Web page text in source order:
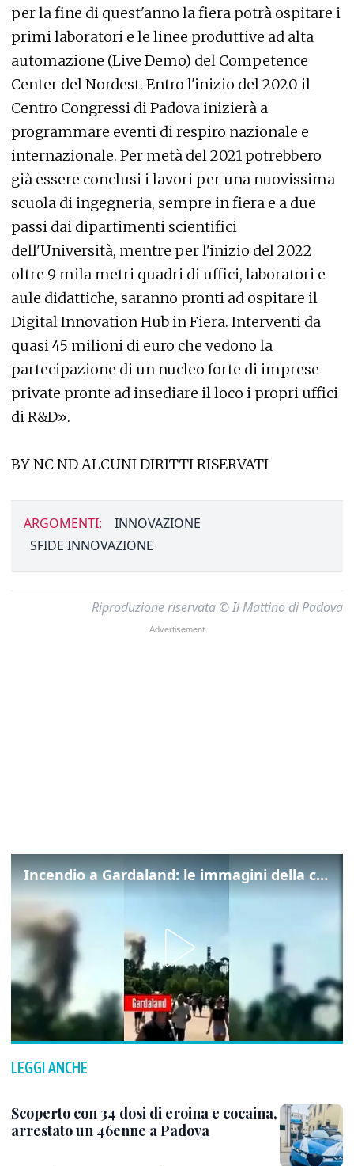
per la fine di quest'anno la fiera potrà ospitare i
primi laboratori e le linee produttive ad alta
automazione (Live Demo) del Competence
Center del Nordest. Entro l'inizio del 2020 il
Centro Congressi di Padova inizierà a
programmare eventi di respiro nazionale e
internazionale. Per metà del 2021 potrebbero
già essere conclusi i lavori per una nuovissima
scuola di ingegneria, sempre in fiera e a due
passi dai dipartimenti scientifici
dell'Università, mentre per l'inizio del 2022
oltre 9 mila metri quadri di uffici, laboratori e
aule didattiche, saranno pronti ad ospitare il
Digital Innovation Hub in Fiera. Interventi da
quasi 45 milioni di euro che vedono la
partecipazione di un nucleo forte di imprese
private pronte ad insediare il loco i propri uffici
di R&D».
BY NC ND ALCUNI DIRITTI RISERVATI
ARGOMENTI:
INNOVAZIONE
SFIDE INNOVAZIONE
Riproduzione riservata © Il Mattino di Padova
Incendio a Gardaland: le immagini della colonna di fumo
LEGGI ANCHE
Scoperto con 34 dosi di eroina e cocaina,
arrestato un 46enne a Padova